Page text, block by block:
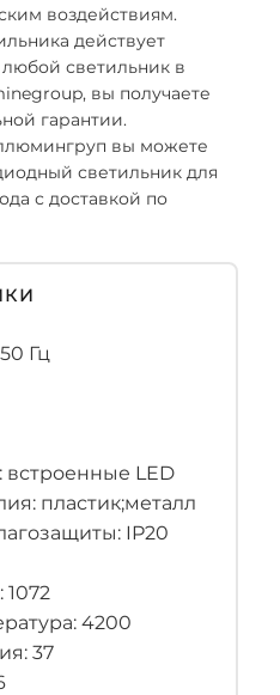
воздействиям.
действует
любой светильник в
вы получаете
гарантии.
вы можете
светильник для
с доставкой по
Гц
встроенные LED
пластик;металл
IP20
1072
4200
37